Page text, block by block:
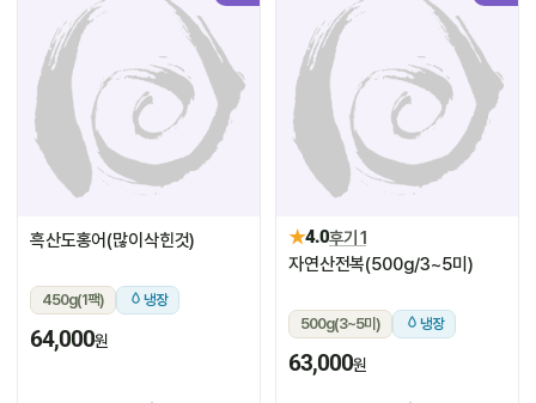
흑산도홍어(많이삭힌것)
450g(1팩) 냉장
64,000원
★4.0후기 1
자연산전복(500g/3~5미)
500g(3~5미) 냉장
63,000원